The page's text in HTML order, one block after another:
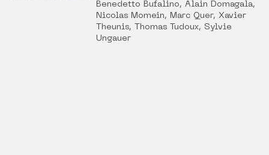
Benedetto Bufalino, Alain Domagala,
Nicolas Momein, Marc Quer, Xavier
Theunis, Thomas Tudoux, Sylvie
Ungauer